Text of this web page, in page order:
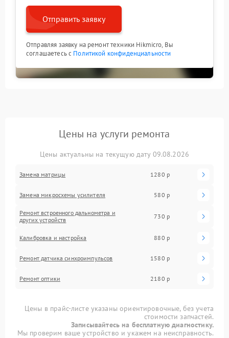
Отправить заявку
Отправляя заявку на ремонт техники Hikmicro, Вы
соглашаетесь с Политикой конфиденциальности
Цены на услуги ремонта
Цены актуальны на текущую дату 09.08.2026
Замена матрицы 1280 р
Замена микросхемы усилителя 580 р
Ремонт встроенного дальнометра и
других устройств
730 р
Калибровка и настройка 880 р
Ремонт датчика синхроимпульсов 1580 р
Ремонт оптики 2180 р
Цены в прайс-листе указаны ориентировочные, без учета
стоимости запчастей.
Записывайтесь на бесплатную диагностику.
Мы проверим ваше устройство и укажем на неисправность.